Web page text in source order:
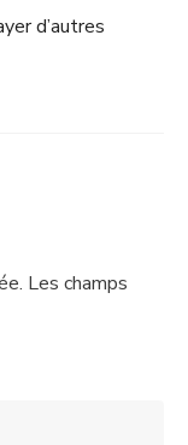
d’autres
Les champs